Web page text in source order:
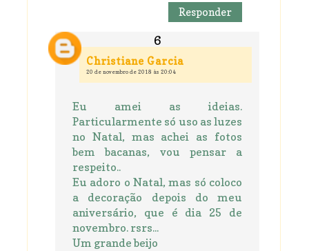
Responder
Christiane Garcia
20 de novembro de 2018 às 20:04
Eu amei as ideias.
Particularmente só uso as luzes
no Natal, mas achei as fotos
bem bacanas, vou pensar a
respeito..
Eu adoro o Natal, mas só coloco
a decoração depois do meu
aniversário, que é dia 25 de
novembro. rsrs...
Um grande beijo